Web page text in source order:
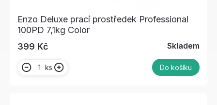
Enzo Deluxe prací prostředek Professional
100PD 7,1kg Color
399 Kč
Skladem
ks Do košíku